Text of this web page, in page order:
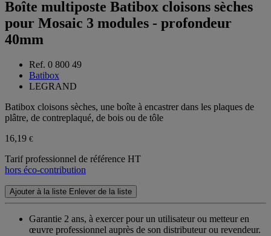
Boîte multiposte Batibox cloisons sèches
pour Mosaic 3 modules - profondeur
40mm
Ref. 0 800 49
Batibox
LEGRAND
Batibox cloisons sèches, une boîte à encastrer dans les plaques de
plâtre, de contreplaqué, de bois ou de tôle
16,19 €
Tarif professionnel de référence HT
hors éco-contribution
Ajouter à la liste Enlever de la liste
Garantie 2 ans, à exercer pour un utilisateur ou metteur en
œuvre professionnel auprès de son distributeur ou revendeur.